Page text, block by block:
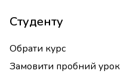
Студенту
Обрати курс
Замовити пробний урок